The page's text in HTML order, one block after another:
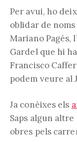
Per avui, ho
oblidar de
Mariano Pagés,
Gardel que hi
Francisco
podem veure al
Ja conèixes els
Saps algun
obres pels